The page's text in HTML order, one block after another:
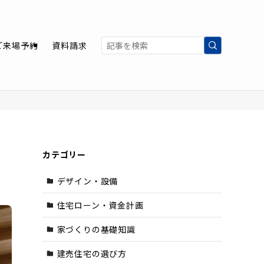
来場予約 資料請求
カテゴリー
デザイン・設備
住宅ローン・資金計画
家づくりの基礎知識
建売住宅の選び方